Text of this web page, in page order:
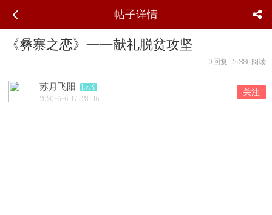
帖子详情
《彝寨之恋》——献礼脱贫攻坚
0 回复 22886 阅读
苏月飞阳
Lv.9
2020-6-6 17:28:16
关注